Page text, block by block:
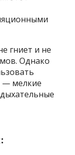
гниет и не
Однако
— мелкие